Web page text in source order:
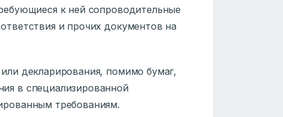
к ней сопроводительные
и прочих документов на
декларирования, помимо бумаг,
в специализированной
требованиям.